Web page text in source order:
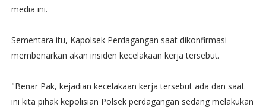
media ini.
Sementara itu, Kapolsek Perdagangan saat dikonfirmasi
membenarkan akan insiden kecelakaan kerja tersebut.
"Benar Pak, kejadian kecelakaan kerja tersebut ada dan saat
ini kita pihak kepolisian Polsek perdagangan sedang melakukan